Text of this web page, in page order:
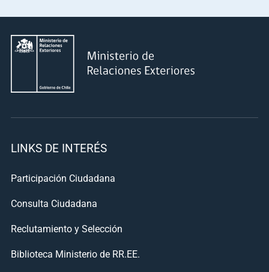
LINKS DE INTERÉS
Participación Ciudadana
Consulta Ciudadana
Reclutamiento y Selección
Biblioteca Ministerio de RR.EE.